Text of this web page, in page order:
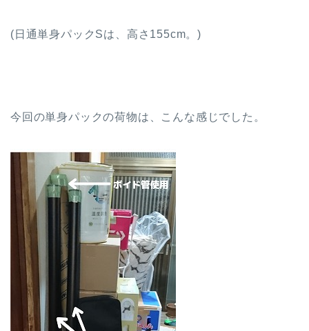
(日通単身パックSは、高さ155cm。)
今回の単身パックの荷物は、こんな感じでした。